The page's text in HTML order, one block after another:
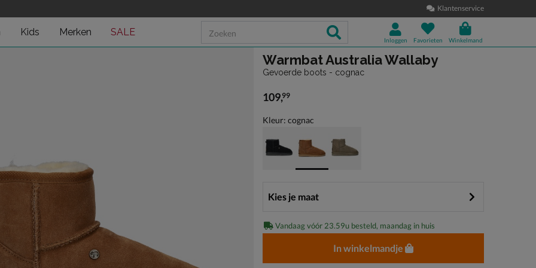
Klantenservice
Kids Merken SALE
Inloggen Favorieten Winkelmand
Warmbat Australia Wallaby
Gevoerde boots - cognac
€ 109,99
109,99
Kleur: cognac
Kies je maat
Vandaag vóór 23.59u besteld, maandag in huis
In winkelmandje